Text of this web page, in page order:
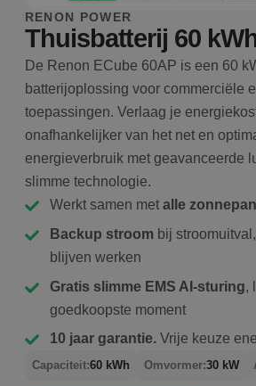
RENON POWER
Thuisbatterij 60
De Renon ECube 60AP is een 60
batterijoplossing voor commerciële
toepassingen. Verlaag je
onafhankelijker van het net en
energieverbruik met geavanceerde
slimme technologie.
Werkt samen metalle
Backup stroom bij
blijven werken
Gratis slimme EMS AI-sturing,
goedkoopste moment
10 jaar garantie.Vrije keuze
Capaciteit:60 kWh Omvormer:30 kW